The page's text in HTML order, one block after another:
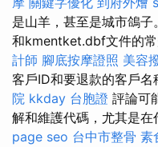
是山羊，甚至是城市鴿
和kmentket.dbf文件的常
計師 腳底按摩證照 美容
客戶ID和要退款的客戶名
院 kkday 台胞證 評論可
解和維護代碼，尤其是在
page seo 台中市整骨 素